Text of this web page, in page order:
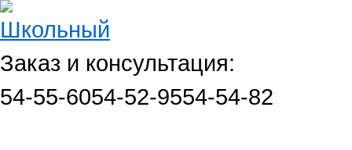
Заказ и консультация:
54-55-6054-52-9554-54-82